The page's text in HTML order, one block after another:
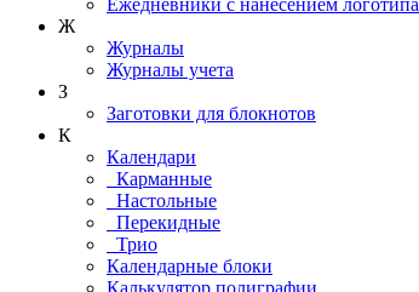
Ежедневники с нанесением логотипа
Ж
Журналы
Журналы учета
З
Заготовки для блокнотов
К
Календари
Карманные
Настольные
Перекидные
Трио
Календарные блоки
Калькулятор полиграфии